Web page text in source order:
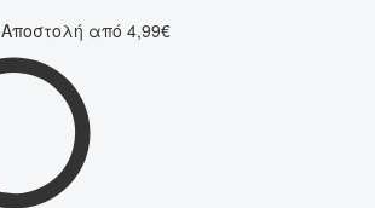
Αποστολή από 4,99€